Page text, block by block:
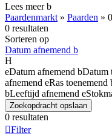
Lees meerb
Paardenmarkt » Paarden »
0 resultaten
Sorteren op
Datum afnemend b
H
eDatum afnemend bDatum
afnemend eRas toenemend
bLeeftijd afnemend e
Zoekopdracht opslaan
0 resultaten
Filter